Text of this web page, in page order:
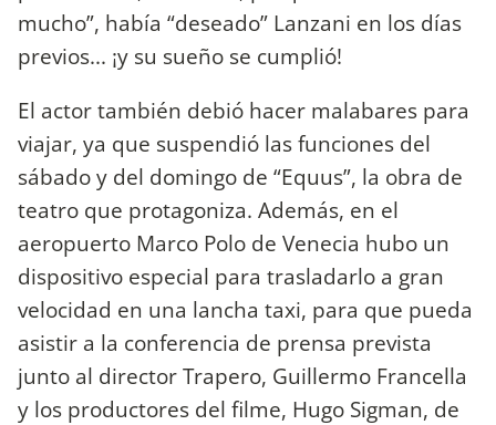
mucho”, había “deseado” Lanzani en los días
previos... ¡y su sueño se cumplió!
El actor también debió hacer malabares para
viajar, ya que suspendió las funciones del
sábado y del domingo de “Equus”, la obra de
teatro que protagoniza. Además, en el
aeropuerto Marco Polo de Venecia hubo un
dispositivo especial para trasladarlo a gran
velocidad en una lancha taxi, para que pueda
asistir a la conferencia de prensa prevista
junto al director Trapero, Guillermo Francella
y los productores del filme, Hugo Sigman, de